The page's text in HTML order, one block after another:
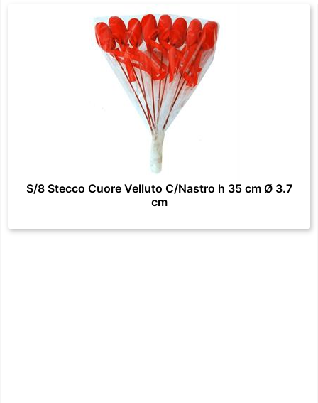
S/8 Stecco Cuore Velluto C/Nastro h 35 cm Ø 3.7
cm